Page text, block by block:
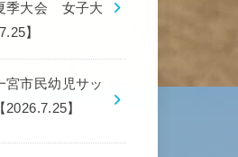
季大会 女子大
】
市民幼児サッ
】